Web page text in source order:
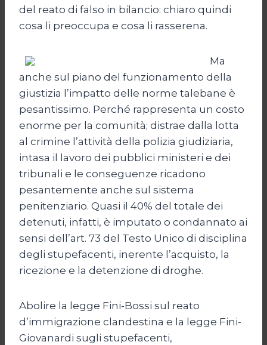
del reato di falso in bilancio: chiaro quindi
cosa li preoccupa e cosa li rasserena.
Ma
anche sul piano del funzionamento della
giustizia l’impatto delle norme talebane è
pesantissimo. Perché rappresenta un costo
enorme per la comunità; distrae dalla lotta
al crimine l’attività della polizia giudiziaria,
intasa il lavoro dei pubblici ministeri e dei
tribunali e le conseguenze ricadono
pesantemente anche sul sistema
penitenziario. Quasi il 40% del totale dei
detenuti, infatti, è imputato o condannato ai
sensi dell’art. 73 del Testo Unico di disciplina
degli stupefacenti, inerente l’acquisto, la
ricezione e la detenzione di droghe.
Abolire la legge Fini-Bossi sul reato
d’immigrazione clandestina e la legge Fini-
Giovanardi sugli stupefacenti,